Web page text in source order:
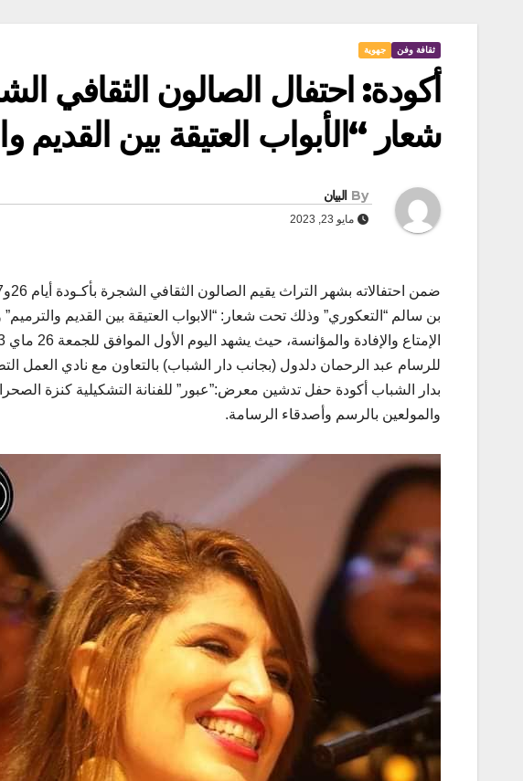
ثقافة وفن جهوية
أكودة: احتفال الصالون الثقافي
شعار “الأبواب العتيقة بين القديم
By البيان
مايو 23, 2023
بن سالم “التعكوري” وذلك تحت شعار: “الابواب العتيقة بين القديم
للرسام عبد الرحمان دلدول (بجانب دار الشباب) بالتعاون مع نادي العمل
بدار الشباب أكودة حفل تدشين معرض:”عبور” للفنانة التشكيلية كنزة
والمولعين بالرسم وأصدقاء الرسامة.